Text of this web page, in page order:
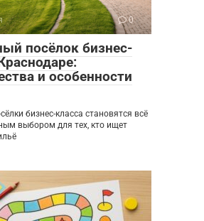
0
посёлок бизнес-
и особенности
бизнес-класса становятся всё
выбором для тех, кто ищет